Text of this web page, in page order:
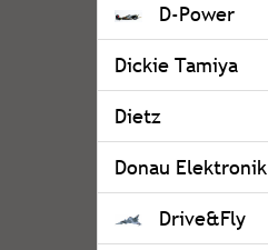
D-Power
Dickie Tamiya
Dietz
Donau Elektronik
Drive&Fly